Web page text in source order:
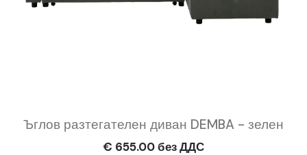
Ъглов разтегателен диван DEMBA - зелен
€ 655.00 без ДДС